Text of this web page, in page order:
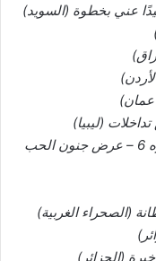
عني بخطوة (السويد)
(ليبيا)
* المركز الثقافي والرياضي للشباب بالمنزه 6 – عرض جنون الحب
(الصحراء الغربية)
(الجزائر)